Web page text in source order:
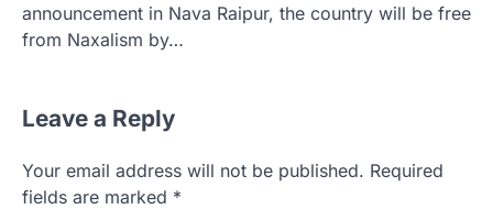
announcement in Nava Raipur, the country will be free
from Naxalism by…
Leave a Reply
Your email address will not be published. Required
fields are marked *